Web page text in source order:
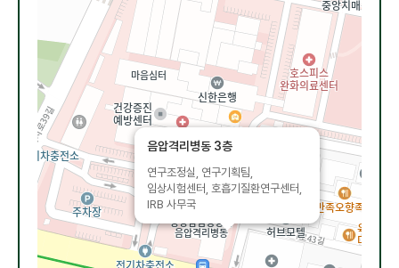
음압격리병동 3층
연구조정실, 연구기획팀,
임상시험센터, 호흡기질환연구센터,
IRB 사무국